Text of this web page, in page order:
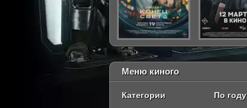
Меню киного
Категории По году